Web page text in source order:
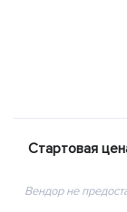
Стартовая
Вендор не